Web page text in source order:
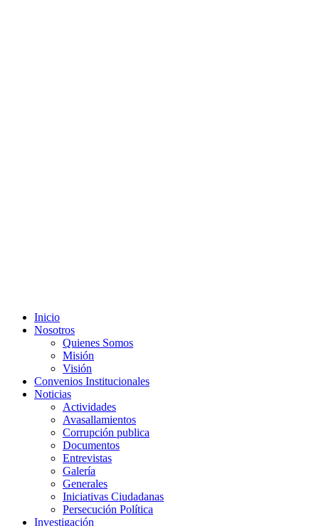
Inicio
Nosotros
Quienes Somos
Misión
Visión
Convenios Institucionales
Noticias
Actividades
Avasallamientos
Corrupción publica
Documentos
Entrevistas
Galería
Generales
Iniciativas Ciudadanas
Persecución Política
Investigación